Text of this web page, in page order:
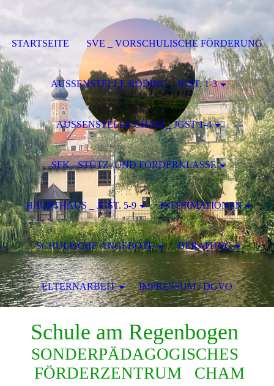
Schule am Regenbogen
SONDERPÄDAGOGISCHES
FÖRDERZENTRUM CHAM
STARTSEITE SVE _ VORSCHULISCHE FÖRDERUNG
AUSSENSTELLE RODING _ JGST. 1-3
AUSSENSTELLE CHAM _ JGST 1-4
SFK - STÜTZ- UND FÖRDERKLASSE
HAUPTHAUS _ JGST. 5-9 INFORMATIONEN
SCHULISCHE ANGEBOTE BERATUNG
ELTERNARBEIT IMPRESSUM / DGVO